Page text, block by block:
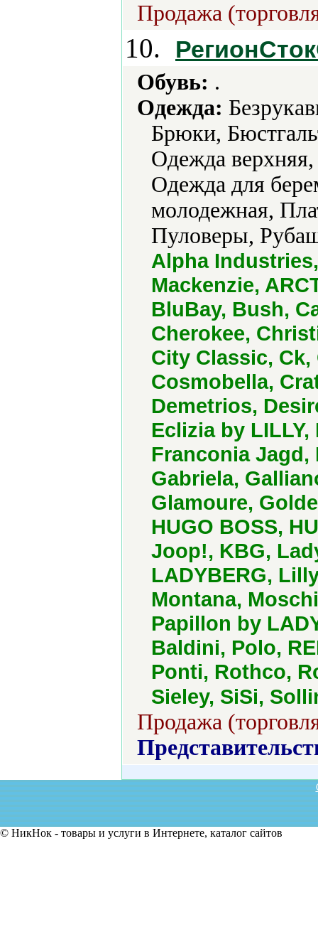
Продажа
10.
Обувь: .
Одежда:
Брюки,
Одежда
Одежда для
молодежная,
Пуловеры,
Alpha
Mackenzie,
BluBay, Bush,
Cherokee,
City Classic,
Cosmobella,
Demetrios,
Eclizia by
Franconia Jagd,
Gabriela,
Glamoure,
HUGO BOSS,
Joop!, KBG,
LADYBERG,
Montana,
Papillon by
Baldini, Polo,
Ponti, Rothco,
Sieley, SiSi,
Продажа
© НикНок - товары и услуги в Интернете, каталог сайтов